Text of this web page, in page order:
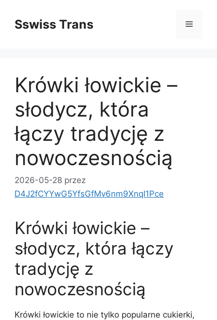
treściSswiss Trans Menu
Krówki łowickie –
słodycz, która
łączy tradycję z
nowoczesnością
2026-05-28 przez
D4J2fCYYwG5YfsGfMv6nm9XnqI1Pce
Krówki łowickie –
słodycz, która łączy
tradycję z
nowoczesnością
Krówki łowickie to nie tylko popularne cukierki,